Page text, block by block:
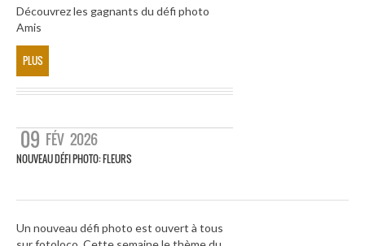
Découvrez les gagnants du défi photo
Amis
PLUS
09 FÉV 2026
NOUVEAU DÉFI PHOTO: FLEURS
Un nouveau défi photo est ouvert à tous